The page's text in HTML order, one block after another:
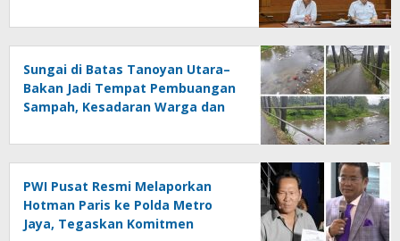
Sungai di Batas Tanoyan Utara–
Bakan Jadi Tempat Pembuangan
Sampah, Kesadaran Warga dan
Dipertanyakan
PWI Pusat Resmi Melaporkan
Hotman Paris ke Polda Metro
Jaya, Tegaskan Komitmen